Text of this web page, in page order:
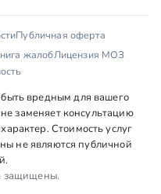
Публичная оферта
жалобЛицензия МОЗ
вредным для вашего
заменяет консультацию
Стоимость услуг
не являются публичной
защищены.